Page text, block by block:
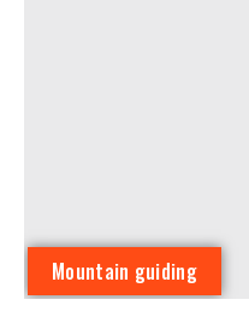
Mountain guiding